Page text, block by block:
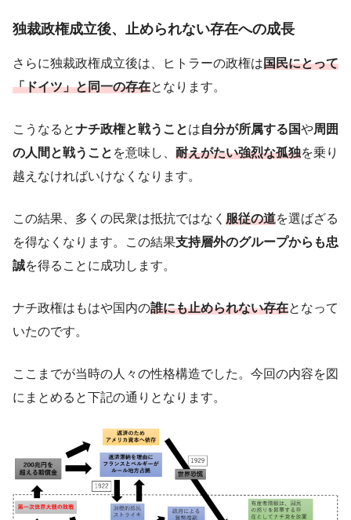
独裁政権成立後、止められない存在への成長
さらに独裁政権成立後は、ヒトラーの政権は国民にとって
「ドイツ」と同一の存在となります。
こうなるとナチ政権と戦うことは自分が所属する国や周囲
の人間と戦うこと を意味し、 耐えがたい強烈な孤独を乗り
越えなければいけなくなります。
この結果、多くの民衆は抵抗ではなく 服従の道を選ばざる
を得なくなります。この結果支持層外のグループからも忠
誠を得ることに成功します。
ナチ政権はもはや国内の誰にも止められない存在となって
いたのです。
ここまでが当時の人々の性格構造でした。今回の内容を図
にまとめると下記の通りとなります。